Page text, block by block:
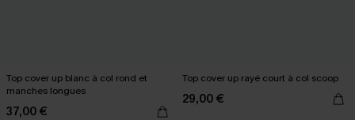
Top cover up blanc à col rond et
manches longues
37,00 €
Top cover up rayé court à col scoop
29,00 €